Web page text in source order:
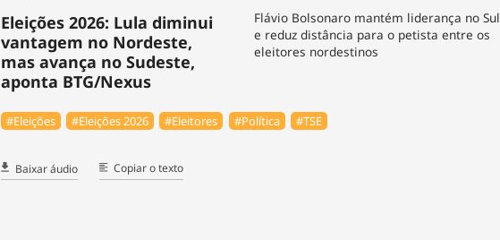
Eleições 2026: Lula diminui
vantagem no Nordeste,
mas avança no Sudeste,
aponta BTG/Nexus
Flávio Bolsonaro mantém liderança no Sul
e reduz distância para o petista entre os
eleitores nordestinos
#Eleições #Eleições 2026 #Eleitores #Política #TSE
Baixar áudio Copiar o texto